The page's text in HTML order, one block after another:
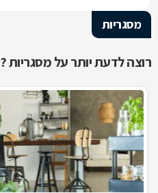
מסגריות
רוצה לדעת יותר על מסגריות ?